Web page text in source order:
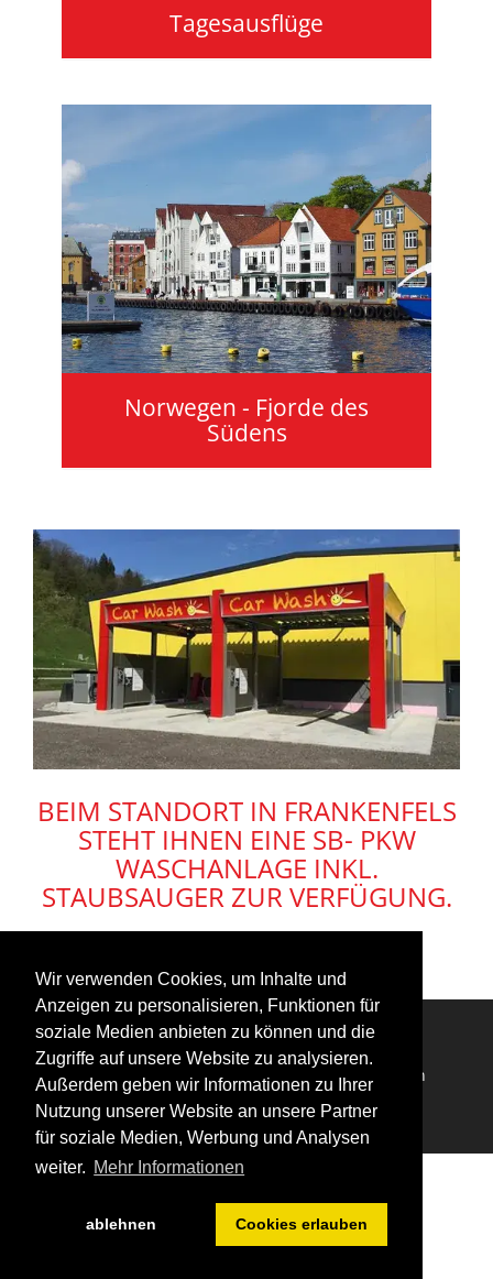
Wir verwenden Cookies, um Inhalte und
Anzeigen zu personalisieren, Funktionen für
soziale Medien anbieten zu können und die
Zugriffe auf unsere Website zu analysieren.
Außerdem geben wir Informationen zu Ihrer
Nutzung unserer Website an unsere Partner
für soziale Medien, Werbung und Analysen
weiter. Mehr Informationen
ablehnen Cookies erlauben
Tagesausflüge
Norwegen - Fjorde des
Südens
BEIM STANDORT IN FRANKENFELS
STEHT IHNEN EINE SB- PKW
WASCHANLAGE INKL.
STAUBSAUGER ZUR VERFÜGUNG.
Impressum Datenschutzerklärung Login